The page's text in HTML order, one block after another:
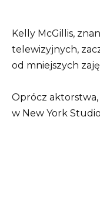
Kelly McGillis,
telewizyjnych,
od mniejszych
Oprócz aktorstwa,
w New York